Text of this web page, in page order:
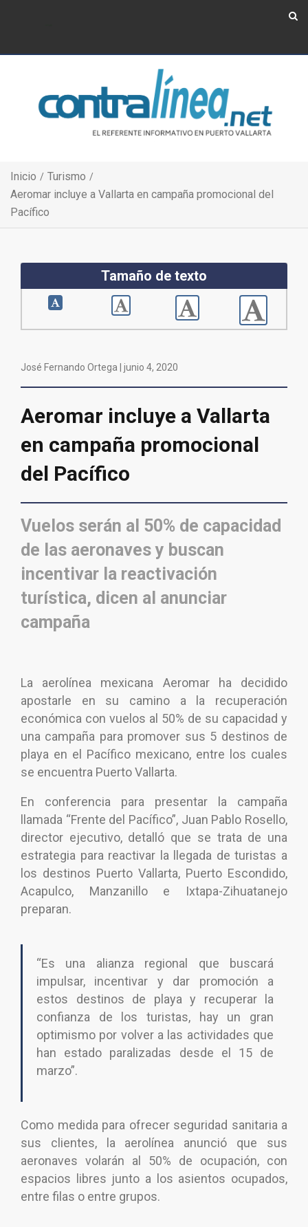
Inicio
Turismo
Aeromar incluye a Vallarta en campaña promocional del
Pacífico
Tamaño de texto
José Fernando Ortega | junio 4, 2020
Aeromar incluye a Vallarta
en campaña promocional
del Pacífico
Vuelos serán al 50% de capacidad
de las aeronaves y buscan
incentivar la reactivación
turística, dicen al anunciar
campaña
La aerolínea mexicana Aeromar ha decidido
apostarle en su camino a la recuperación
económica con vuelos al 50% de su capacidad y
una campaña para promover sus 5 destinos de
playa en el Pacífico mexicano, entre los cuales
se encuentra Puerto Vallarta.
En conferencia para presentar la campaña
llamada “Frente del Pacífico”, Juan Pablo Rosello,
director ejecutivo, detalló que se trata de una
estrategia para reactivar la llegada de turistas a
los destinos Puerto Vallarta, Puerto Escondido,
Acapulco, Manzanillo e Ixtapa-Zihuatanejo
preparan.
“Es una alianza regional que buscará
impulsar, incentivar y dar promoción a
estos destinos de playa y recuperar la
confianza de los turistas, hay un gran
optimismo por volver a las actividades que
han estado paralizadas desde el 15 de
marzo”.
Como medida para ofrecer seguridad sanitaria a
sus clientes, la aerolínea anunció que sus
aeronaves volarán al 50% de ocupación, con
espacios libres junto a los asientos ocupados,
entre filas o entre grupos.